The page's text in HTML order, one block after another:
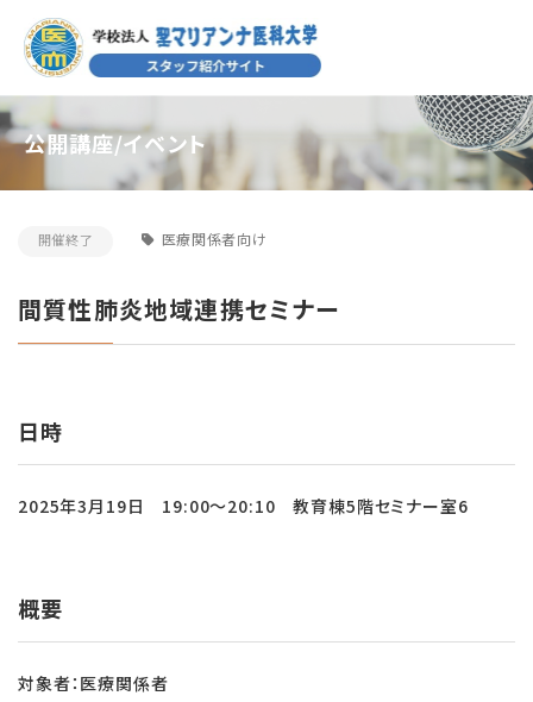
公開講座/イベント
開催終了 医療関係者向け
間質性肺炎地域連携セミナー
日時
2025年3月19日 19:00～20:10 教育棟5階セミナー室6
概要
対象者：医療関係者